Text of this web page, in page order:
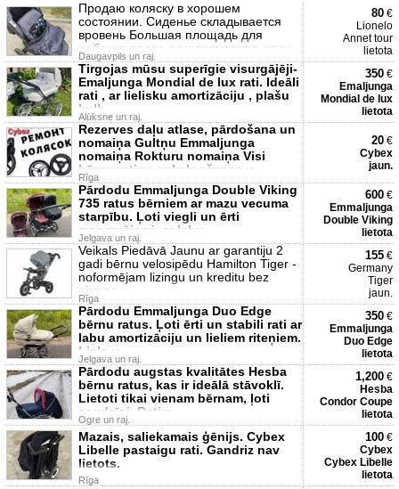
Продаю коляску в хорошем
состоянии. Сиденье складывается
вровень Большая площадь для
ребенка после раскладывания спин
Daugavpils un raj.
80 €
Lionelo
Annet tour
lietota
Tirgojas mūsu superīgie visurgājēji-
Emaljunga Mondial de lux rati. Ideāli
rati , ar lielisku amortizāciju , plašu
kulb
Alūksne un raj.
350 €
Emaljunga
Mondial de lux
lietota
Rezerves daļu atlase, pārdošana un
nomaiņa Gultņu Emmaljunga
nomaiņa Rokturu nomaiņa Visi
bērnu ratiņu apkalpošanas u
Rīga
20 €
Cybex
jaun.
Pārdodu Emmaljunga Double Viking
735 ratus bērniem ar mazu vecuma
starpību. Ļoti viegli un ērti
manevrējami, ar labu
Jelgava un raj.
600 €
Emmaljunga
Double Viking
lietota
Veikals Piedāvā Jaunu ar garantiju 2
gadi bērnu velosipēdu Hamilton Tiger -
noformējam lizingu un kreditu bez
pirmas
Rīga
155 €
Germany
Tiger
jaun.
Pārdodu Emmaljunga Duo Edge
bērnu ratus. Ļoti ērti un stabili rati ar
labu amortizāciju un lieliem riteņiem.
Liela u
Jelgava un raj.
350 €
Emmaljunga
Duo Edge
lietota
Pārdodu augstas kvalitātes Hesba
bērnu ratus, kas ir ideālā stāvoklī.
Lietoti tikai vienam bērnam, ļoti
saudzīgi. Rati p
Ogre un raj.
1,200 €
Hesba
Condor Coupe
lietota
Mazais, saliekamais ģēnijs. Cybex
Libelle pastaigu rati. Gandriz nav
lietots.
Rīga
100 €
Cybex
Cybex Libelle
lietota